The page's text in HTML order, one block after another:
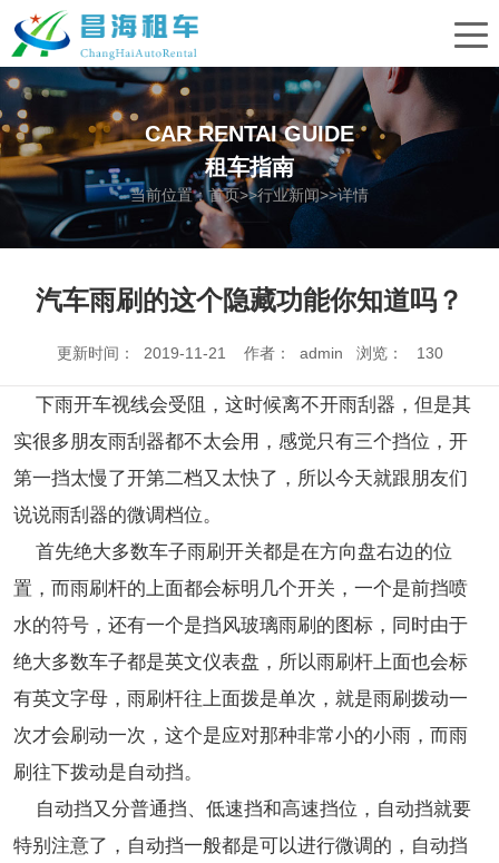
CAR RENTAI GUIDE
租车指南
当前位置：首页>>行业新闻>>详情
汽车雨刷的这个隐藏功能你知道吗？
更新时间： 2019-11-21 作者： admin 浏览： 130
下雨开车视线会受阻，这时候离不开雨刮器，但是其
实很多朋友雨刮器都不太会用，感觉只有三个挡位，开
第一挡太慢了开第二档又太快了，所以今天就跟朋友们
说说雨刮器的微调档位。
首先绝大多数车子雨刷开关都是在方向盘右边的位
置，而雨刷杆的上面都会标明几个开关，一个是前挡喷
水的符号，还有一个是挡风玻璃雨刷的图标，同时由于
绝大多数车子都是英文仪表盘，所以雨刷杆上面也会标
有英文字母，雨刷杆往上面拨是单次，就是雨刷拨动一
次才会刷动一次，这个是应对那种非常小的小雨，而雨
刷往下拨动是自动挡。
自动挡又分普通挡、低速挡和高速挡位，自动挡就要
特别注意了，自动挡一般都是可以进行微调的，自动挡